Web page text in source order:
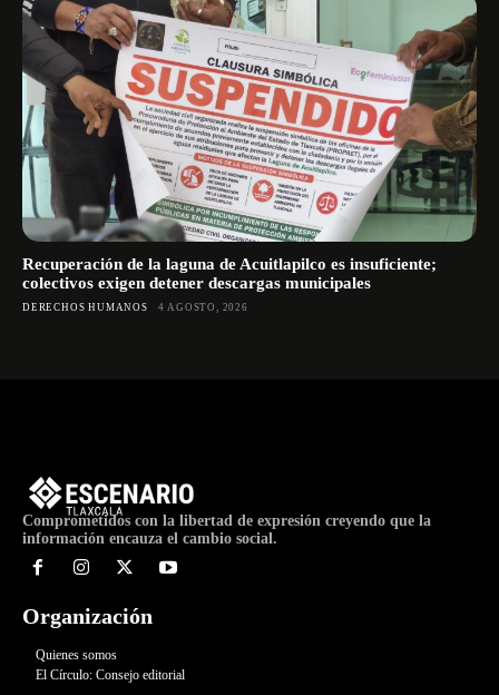
Recuperación de la laguna de Acuitlapilco es insuficiente;
colectivos exigen detener descargas municipales
DERECHOS HUMANOS 4 AGOSTO, 2026
Comprometidos con la libertad de expresión creyendo que la
información encauza el cambio social.
Organización
Quienes somos
El Círculo: Consejo editorial